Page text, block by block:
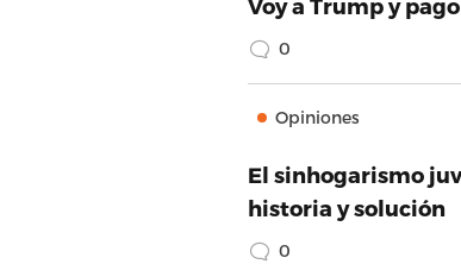
Voy a Trump y
0
Opiniones
El sinhogarismo
historia y solución
0